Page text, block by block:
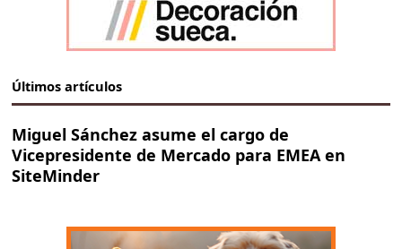
Últimos artículos
Miguel Sánchez asume el cargo de
Vicepresidente de Mercado para EMEA en
SiteMinder